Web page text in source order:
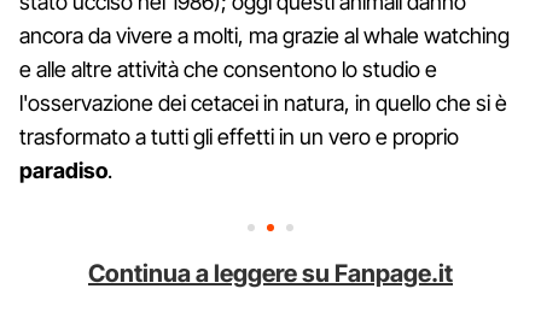
ancora da vivere a molti, ma grazie al whale watching
e alle altre attività che consentono lo studio e
l'osservazione dei cetacei in natura, in quello che si è
trasformato a tutti gli effetti in un vero e proprio
paradiso.
Continua a leggere su Fanpage.it